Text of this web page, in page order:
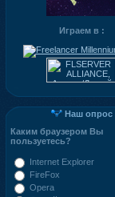
Играем в :
Наш опрос
Каким браузером Вы
пользуетесь?
Internet Explorer
FireFox
Opera